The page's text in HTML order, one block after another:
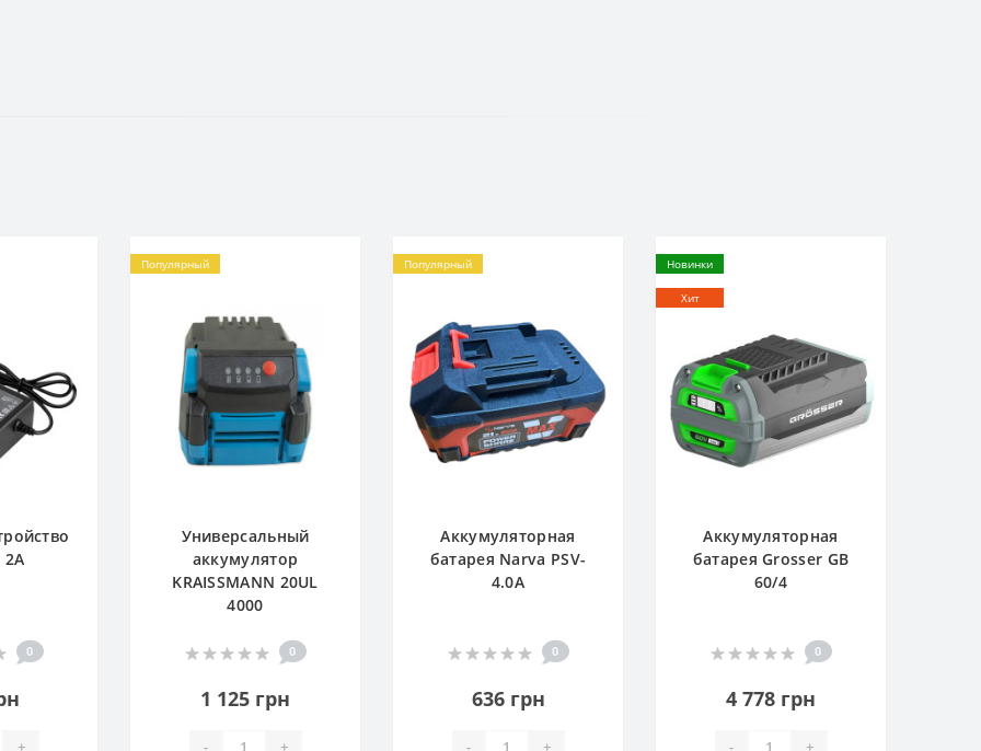
2А
0
+
Популярный
Универсальный
аккумулятор
KRAISSMANN 20UL
4000
0
1 125 грн
- +
Популярный
Аккумуляторная
батарея Narva PSV-
4.0A
0
636 грн
- +
Новинки
Хит
Аккумуляторная
батарея Grosser GB
60/4
0
4 778 грн
- +